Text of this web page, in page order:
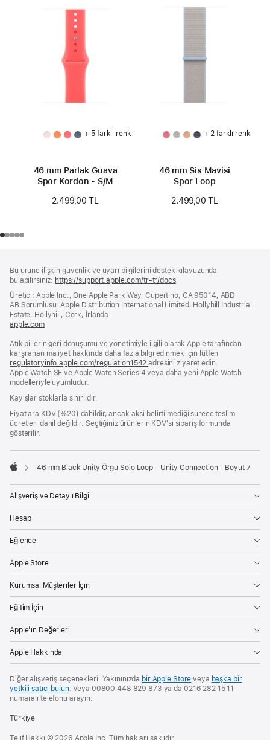
+ 5 farklı renk
46 mm Parlak Guava
Spor Kordon - S/M
2.499,00 TL
+ 2 farklı renk
46 mm Sis Mavisi
Spor Loop
2.499,00 TL
Bilgi
Bu ürüne ilişkin güvenlik ve uyarı bilgilerini destek kılavuzunda
bulabilirsiniz: https://support.apple.com/tr-tr/docs(yeni
pencerede
açılır)
Üretici: Apple Inc., One Apple Park Way, Cupertino, CA 95014, ABD
AB Sorumlusu: Apple Distribution International Limited, Hollyhill Industrial
Estate, Hollyhill, Cork, İrlanda
apple.com(yeni
pencerede
açılır)
Atık pillerin geri dönüşümü ve yönetimiyle ilgili olarak Apple tarafından
karşılanan maliyet hakkında daha fazla bilgi edinmek için lütfen
regulatoryinfo.apple.com/regulation1542(yeni
bir
adresini ziyaret edin.
Apple Watch SE ve Apple Watch Series 4 veya daha yeni Apple Watch
modelleriyle uyumludur.
Kayışlar stoklarla sınırlıdır.
Fiyatlara KDV (%20) dahildir, ancak aksi belirtilmediği sürece teslim
ücretleri dahil değildir. Seçtiğiniz ürünlerin KDV’si sipariş formunda
gösterilir.
46 mm Black Unity Örgü Solo Loop - Unity Connection - Boyut 7
Alışveriş ve Detaylı Bilgi
Hesap
Eğlence
Apple Store
Kurumsal Müşteriler İçin
Eğitim İçin
Apple’ın Değerleri
Apple Hakkında
Diğer alışveriş seçenekleri: Yakınınızda bir Apple Store veya başka bir
yetkili satıcı bulun. Veya 00800 448 829 873 ya da 0216 282 15 11
numaralı telefonu arayın.
Türkiye
Telif Hakkı © 2026 Apple Inc. Tüm hakları saklıdır.